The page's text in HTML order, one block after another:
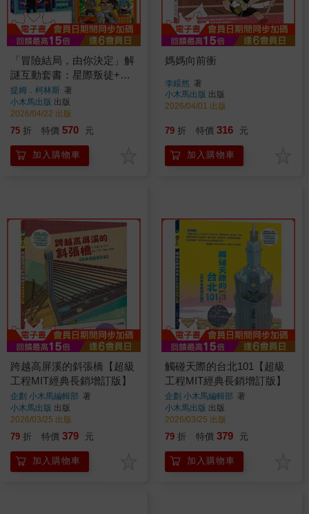
「冒險結局，由你決定」解
謎互動套書：星際叛徒+外
星潛伏者(共兩冊)
提姆．柯林斯 著
小木馬出版 出版
2026/04/22 出版
75 折 特價 570 元
加入購物車
媽媽向前衝
李綏然 著
小木馬出版 出版
2026/04/01 出版
79 折 特價 316 元
加入購物車
跨越高屏溪的斜張橋【超級
工程MIT經典長銷增訂版】
企劃 小木馬編輯部 著
小木馬出版 出版
2026/03/25 出版
79 折 特價 379 元
加入購物車
觸碰天際的台北101【超級
工程MIT經典長銷增訂版】
企劃 小木馬編輯部 著
小木馬出版 出版
2026/03/25 出版
79 折 特價 379 元
加入購物車